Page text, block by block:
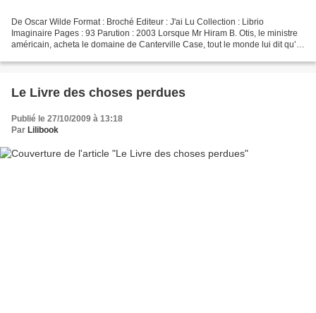
De Oscar Wilde Format : Broché Editeur : J'ai Lu Collection : Librio
Imaginaire Pages : 93 Parution : 2003 Lorsque Mr Hiram B. Otis, le ministre
américain, acheta le domaine de Canterville Case, tout le monde lui dit qu’il
Le Livre des choses perdues
Publié le 27/10/2009 à 13:18
Par Lilibook